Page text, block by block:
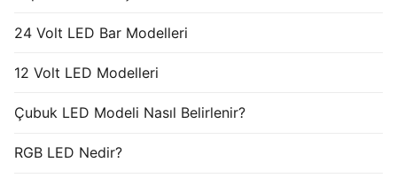
24 Volt LED Bar Modelleri
12 Volt LED Modelleri
Çubuk LED Modeli Nasıl Belirlenir?
RGB LED Nedir?